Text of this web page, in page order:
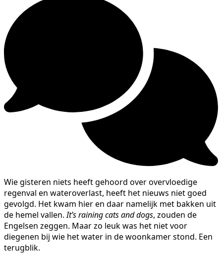
Wie gisteren niets heeft gehoord over overvloedige
regenval en wateroverlast, heeft het nieuws niet goed
gevolgd. Het kwam hier en daar namelijk met bakken uit
de hemel vallen.It’s raining cats and dogs, zouden de
Engelsen zeggen. Maar zo leuk was het niet voor
diegenen bij wie het water in de woonkamer stond. Een
terugblik.